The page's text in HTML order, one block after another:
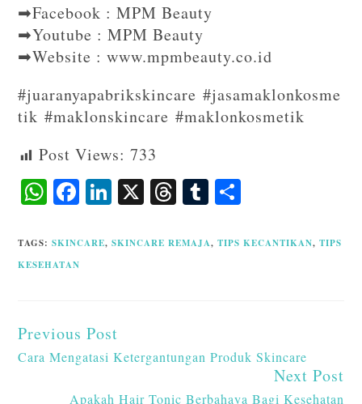
➡Facebook : MPM Beauty
➡Youtube : MPM Beauty
➡Website : www.mpmbeauty.co.id
#juaranyapabrikskincare #jasamaklonkosme
tik #maklonskincare #maklonkosmetik
Post Views: 733
W
ha
ts
A
p
F
ac
eb
k
Li
n
ke
X T
hr
ea
T
u
m re
TAGS:SKINCARE, SKINCARE REMAJA, TIPS KECANTIKAN, TIPS
KESEHATAN
Previous Post
Cara Mengatasi Ketergantungan Produk Skincare
Next Post
Apakah Hair Tonic Berbahaya Bagi Kesehatan